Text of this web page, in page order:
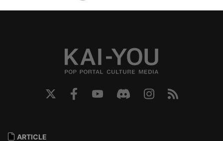
ARTICLE